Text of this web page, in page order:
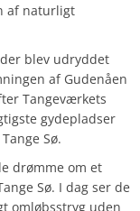
af naturligt
blev udryddet
af Gudenåen
Tangeværkets
gydepladser
Sø.
drømme om et
Sø. I dag ser de
omløbsstryg uden